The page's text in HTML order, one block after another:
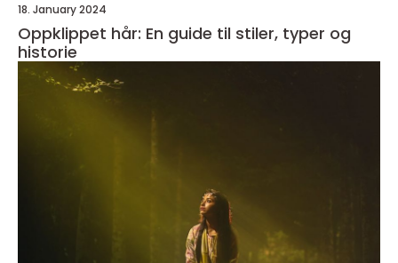
18. January 2024
Oppklippet hår: En guide til stiler, typer og
historie